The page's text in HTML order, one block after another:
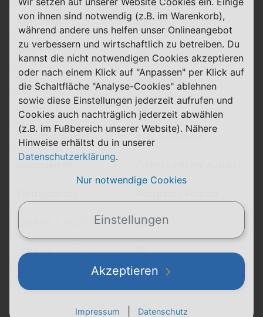
Allnet-Flat ✅
SMS-Flat ✅
Netz Telefónica
LEBARA + 5G ✅
Geschwindigkeit max. 50 Mbit/s
Besonderheit
✅
LEBARA + WiFi-Calling ✅
LEBARA + eSIM ✅
von ihnen sind notwendig (z.B. im Warenkorb),
während andere uns helfen unser Onlineangebot
zu verbessern und wirtschaftlich zu betreiben. Du
kannst die nicht notwendigen Cookies akzeptieren
oder nach einem Klick auf "Anpassen" per Klick auf
die Schaltfläche "Analyse-Cookies" ablehnen
sowie diese Einstellungen jederzeit aufrufen und
Cookies auch nachträglich jederzeit abwählen
(z.B. im Fußbereich unserer Website). Nähere
Hinweise erhältst du in unserer
Datenschutzerklärung.
Nur notwendige Cookies
Einstellungen
Akzeptieren
Impressum Datenschutz